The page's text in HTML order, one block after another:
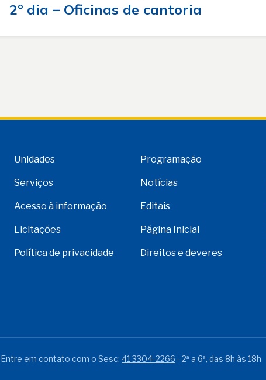
2º dia – Oficinas de cantoria
Unidades Programação
Serviços Notícias
Acesso à informação Editais
Licitações Página Inicial
Política de privacidade Direitos e deveres
Entre em contato com o Sesc: 41 3304-2266 - 2ª a 6ª, das 8h às 18h